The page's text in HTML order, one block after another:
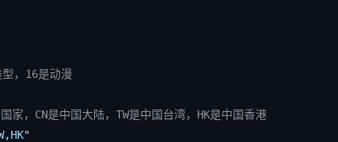
，16是动漫
CN是中国大陆，TW是中国台湾，HK是中国香港